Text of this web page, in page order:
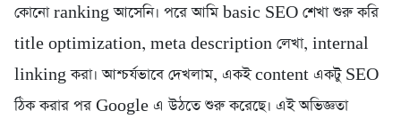
কোনো ranking আসেনি। পরে আমি basic SEO শেখা শুরু করি
title optimization, meta description লেখা, internal
linking করা। আশ্চর্যভাবে দেখলাম, একই content একটু SEO
ঠিক করার পর Google এ উঠতে শুরু করেছে। এই অভিজ্ঞতা